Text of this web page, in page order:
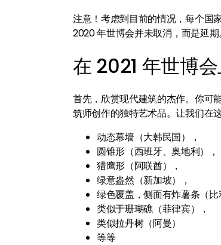
注意！考虑到目前的情况，每个国
2020 年世博会并未取消，而是延期
在 2021 年世博
首先，欣赏现代建筑的杰作。你可
筑师创作的独特艺术品。让我们在
动态幕墙（大韩民国），
圆锥形（西班牙、奥地利），
猎鹰形（阿联酋），
绿意盎然（新加坡），
绿色覆盖，侧面有炸薯条（比
类似于珊瑚礁（菲律宾），
类似拉丹树（阿曼）
等等